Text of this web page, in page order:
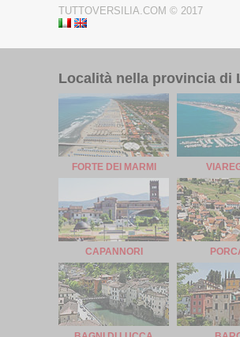
TUTTOVERSILIA.COM © 2017
Località nella provincia di
FORTE DEI MARMI
CAPANNORI